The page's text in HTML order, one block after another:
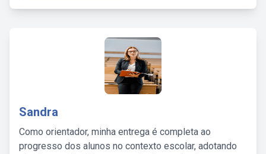
Sandra
Como orientador, minha entrega é completa ao
progresso dos alunos no contexto escolar, adotando